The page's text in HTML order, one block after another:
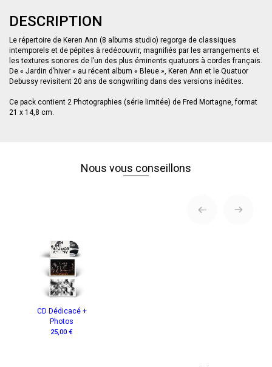
DESCRIPTION
Le répertoire de Keren Ann (8 albums studio) regorge de classiques
intemporels et de pépites à redécouvrir, magnifiés par les arrangements et
les textures sonores de l’un des plus éminents quatuors à cordes français.
De « Jardin d’hiver » au récent album « Bleue », Keren Ann et le Quatuor
Debussy revisitent 20 ans de songwriting dans des versions inédites.
Ce pack contient 2 Photographies (série limitée) de Fred Mortagne, format
21 x 14,8 cm.
Nous vous conseillons
CD Dédicacé +
Photos
25,00 €